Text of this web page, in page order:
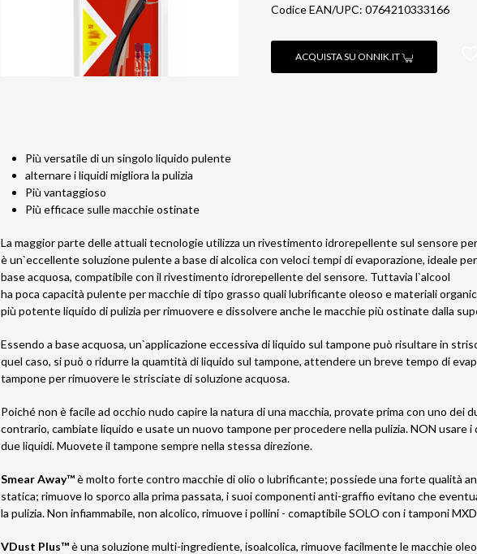
Codice EAN/UPC: 0764210333166
ACQUISTA SU ONNIK.IT
Più versatile di un singolo liquido pulente
alternare i liquidi migliora la pulizia
Più vantaggioso
Più efficace sulle macchie ostinate
La maggior parte delle attuali tecnologie utilizza un rivestimento idrorepellente sul sensore
è un`eccellente soluzione pulente a base di alcolica con veloci tempi di evaporazione, ideale
base acquosa, compatibile con il rivestimento idrorepellente del sensore. Tuttavia l`alcool
ha poca capacità pulente per macchie di tipo grasso quali lubrificante oleoso e materiali
più potente liquido di pulizia per rimuovere e dissolvere anche le macchie più ostinate dalla
Essendo a base acquosa, un`applicazione eccessiva di liquido sul tampone può risultare in
quel caso, si può o ridurre la quamtità di liquido sul tampone, attendere un breve tempo di
tampone per rimuovere le strisciate di soluzione acquosa.
Poiché non è facile ad occhio nudo capire la natura di una macchia, provate prima con uno dei
contrario, cambiate liquido e usate un nuovo tampone per procedere nella pulizia. NON
due liquidi. Muovete il tampone sempre nella stessa direzione.
Smear Away™è molto forte contro macchie di olio o lubrificante; possiede una forte qualità
statica; rimuove lo sporco alla prima passata, i suoi componenti anti-graffio evitano che
la pulizia. Non infiammabile, non alcolico, rimuove i pollini - comaptibile SOLO con i tamponi
VDust Plus™è una soluzione multi-ingrediente, isoalcolica, rimuove facilmente le macchie